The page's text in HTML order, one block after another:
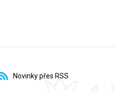
Novinky přes RSS